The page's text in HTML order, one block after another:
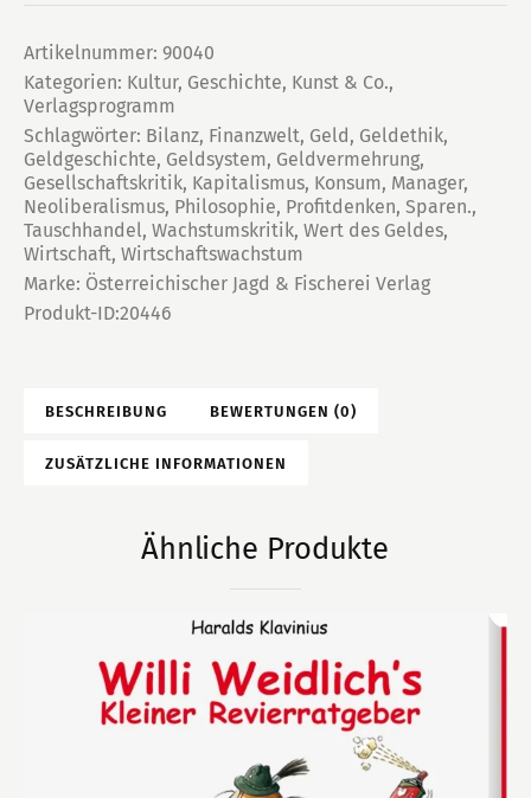
Artikelnummer: 90040
Kategorien: Kultur, Geschichte, Kunst & Co.,
Verlagsprogramm
Schlagwörter: Bilanz, Finanzwelt, Geld, Geldethik,
Geldgeschichte, Geldsystem, Geldvermehrung,
Gesellschaftskritik, Kapitalismus, Konsum, Manager,
Neoliberalismus, Philosophie, Profitdenken, Sparen.,
Tauschhandel, Wachstumskritik, Wert des Geldes,
Wirtschaft, Wirtschaftswachstum
Marke: Österreichischer Jagd & Fischerei Verlag
Produkt-ID:20446
BESCHREIBUNG BEWERTUNGEN (0)
ZUSÄTZLICHE INFORMATIONEN
Ähnliche Produkte